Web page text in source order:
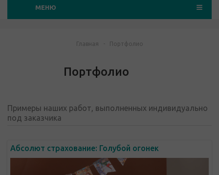
МЕНЮ
Главная - Портфолио
Портфолио
Примеры наших работ, выполненных индивидуально
под заказчика
Абсолют страхование: Голубой огонек